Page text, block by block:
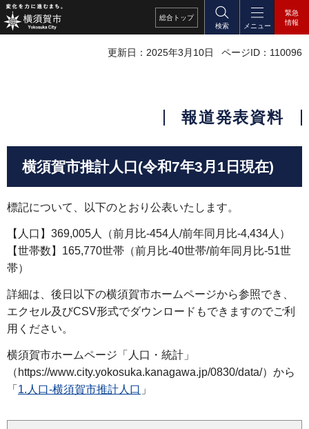
総合 トップ
検索
メニュー
緊急
情報
更新日：2025年3月10日 ページID：110096
報道発表資料
横須賀市推計人口(令和7年3月1日現在)
標記について、以下のとおり公表いたします。
【人口】369,005人（前月比-454人/前年同月比-4,434人）
【世帯数】165,770世帯（前月比-40世帯/前年同月比-51世
帯）
詳細は、後日以下の横須賀市ホームページから参照でき、
エクセル及びCSV形式でダウンロードもできますのでご利
用ください。
横須賀市ホームページ「人口・統計」
（https://www.city.yokosuka.kanagawa.jp/0830/data/）から
「 1.人口-横須賀市推計人口 」